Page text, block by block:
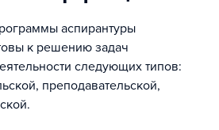
аспирантуры
к решению задач
следующих типов:
преподавательской,